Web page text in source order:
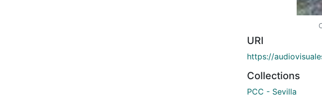
URI
https://
Collections
PCC - Sevilla